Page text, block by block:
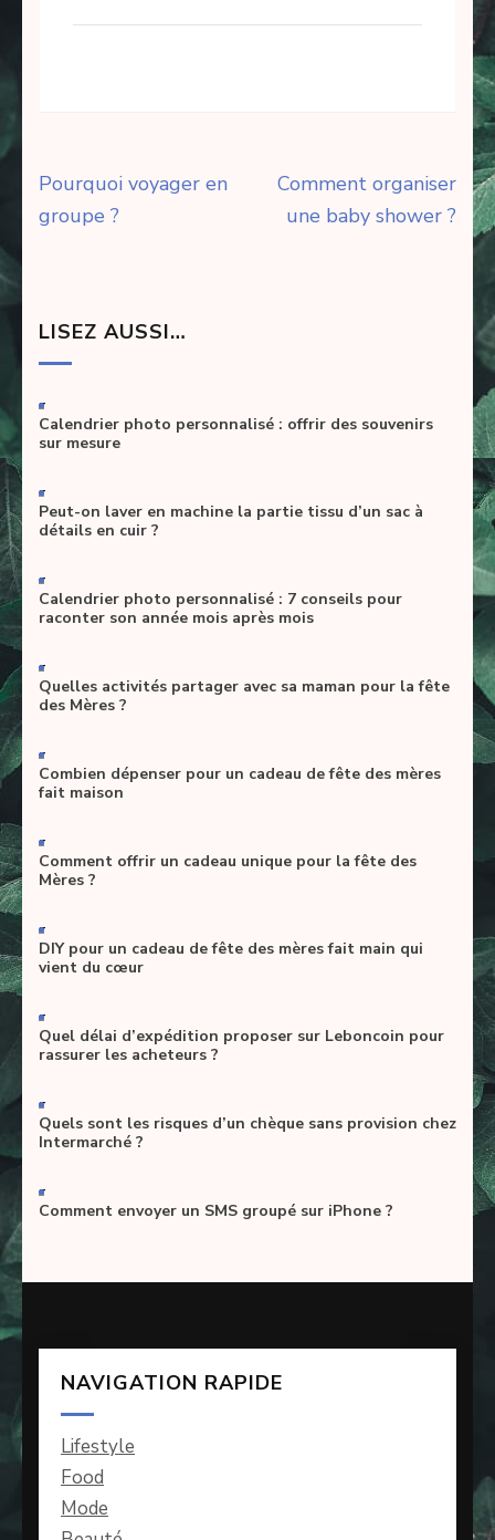
Navigation
de
Pourquoi voyager en
groupe ?
Comment organiser
une baby shower ?
LISEZ AUSSI…
-
Calendrier photo personnalisé : offrir des souvenirs
sur mesure
-
Peut-on laver en machine la partie tissu d’un sac à
détails en cuir ?
-
Calendrier photo personnalisé : 7 conseils pour
raconter son année mois après mois
-
Quelles activités partager avec sa maman pour la fête
des Mères ?
-
Combien dépenser pour un cadeau de fête des mères
fait maison
-
Comment offrir un cadeau unique pour la fête des
Mères ?
-
DIY pour un cadeau de fête des mères fait main qui
vient du cœur
-
Quel délai d’expédition proposer sur Leboncoin pour
rassurer les acheteurs ?
-
Quels sont les risques d’un chèque sans provision chez
Intermarché ?
-
Comment envoyer un SMS groupé sur iPhone ?
NAVIGATION RAPIDE
Lifestyle
Food
Mode